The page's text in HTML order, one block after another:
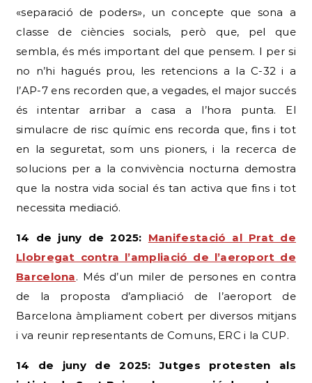
«separació de poders», un concepte que sona a
classe de ciències socials, però que, pel que
sembla, és més important del que pensem. I per si
no n’hi hagués prou, les retencions a la C-32 i a
l’AP-7 ens recorden que, a vegades, el major succés
és intentar arribar a casa a l’hora punta. El
simulacre de risc químic ens recorda que, fins i tot
en la seguretat, som uns pioners, i la recerca de
solucions per a la convivència nocturna demostra
que la nostra vida social és tan activa que fins i tot
necessita mediació.
14 de juny de 2025: Manifestació al Prat de
Llobregat contra l’ampliació de l’aeroport de
Barcelona. Més d’un miler de persones en contra
de la proposta d’ampliació de l’aeroport de
Barcelona àmpliament cobert per diversos mitjans
i va reunir representants de Comuns, ERC i la CUP.
14 de juny de 2025: Jutges protesten als